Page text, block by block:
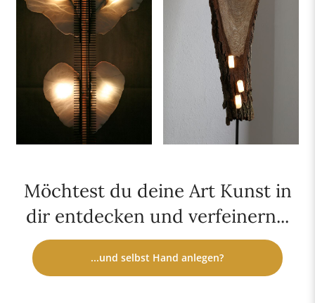
Möchtest du deine Art Kunst in
dir entdecken und verfeinern...
...und selbst Hand anlegen?